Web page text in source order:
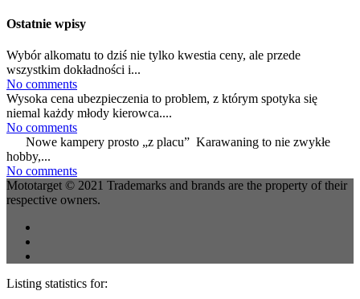
Ostatnie wpisy
Wybór alkomatu to dziś nie tylko kwestia ceny, ale przede
wszystkim dokładności i...
No comments
Wysoka cena ubezpieczenia to problem, z którym spotyka się
niemal każdy młody kierowca....
No comments
Nowe kampery prosto „z placu” Karawaning to nie zwykłe
hobby,...
No comments
Mototarget © 2021 Trademarks and brands are the property of their
respective owners.
Listing statistics for: